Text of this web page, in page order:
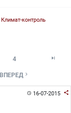
Климат-контроль
4 
ВПЕРЕД 
16-07-2015 